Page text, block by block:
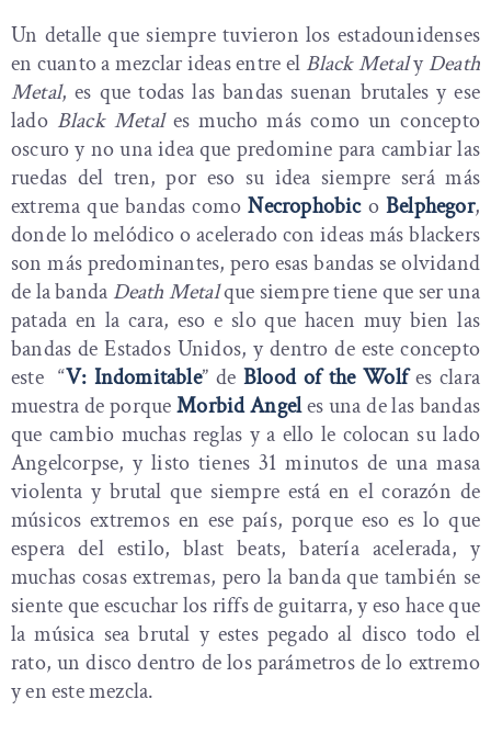
Un detalle que siempre tuvieron los estadounidenses
en cuanto a mezclar ideas entre el Black Metaly Death
Metal, es que todas las bandas suenan brutales y ese
lado Black Metales mucho más como un concepto
oscuro y no una idea que predomine para cambiar las
ruedas del tren, por eso su idea siempre será más
extrema que bandas comoNecrophobico Belphegor,
donde lo melódico o acelerado con ideas más blackers
son más predominantes, pero esas bandas se olvidand
de la banda Death Metalque siempre tiene que ser una
patada en la cara, eso e slo que hacen muy bien las
bandas de Estados Unidos, y dentro de este concepto
este “V: Indomitable” de Blood of the Wolfes clara
muestra de porqueMorbid Angeles una de las bandas
que cambio muchas reglas y a ello le colocan su lado
Angelcorpse, y listo tienes 31 minutos de una masa
violenta y brutal que siempre está en el corazón de
músicos extremos en ese país, porque eso es lo que
espera del estilo, blast beats, batería acelerada, y
muchas cosas extremas, pero la banda que también se
siente que escuchar los riffs de guitarra, y eso hace que
la música sea brutal y estes pegado al disco todo el
rato, un disco dentro de los parámetros de lo extremo
y en este mezcla.